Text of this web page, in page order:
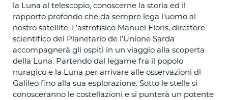
la Luna al telescopio, conoscerne la storia ed il
rapporto profondo che da sempre lega l’uomo al
nostro satellite. L’astrofisico Manuel Floris, direttore
scientifico del Planetario de l’Unione Sarda
accompagnerà gli ospiti in un viaggio alla scoperta
della Luna. Partendo dal legame fra il popolo
nuragico e la Luna per arrivare alle osservazioni di
Galileo fino alla sua esplorazione. Sotto le stelle si
conosceranno le costellazioni e si punterà un potente